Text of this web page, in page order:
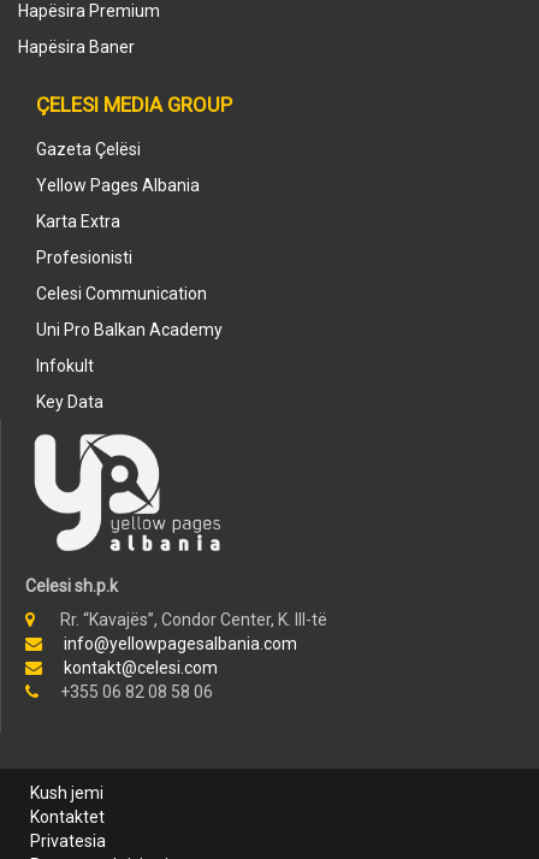
Hapësira Premium
Hapësira Baner
ÇELESI MEDIA GROUP
Gazeta Çelësi
Yellow Pages Albania
Karta Extra
Profesionisti
Celesi Communication
Uni Pro Balkan Academy
Infokult
Key Data
Celesi sh.p.k
Rr. “Kavajës”, Condor Center, K. III-të
info@yellowpagesalbania.com
kontakt@celesi.com
+355 06 82 08 58 06
Kush jemi
Kontaktet
Privatesia